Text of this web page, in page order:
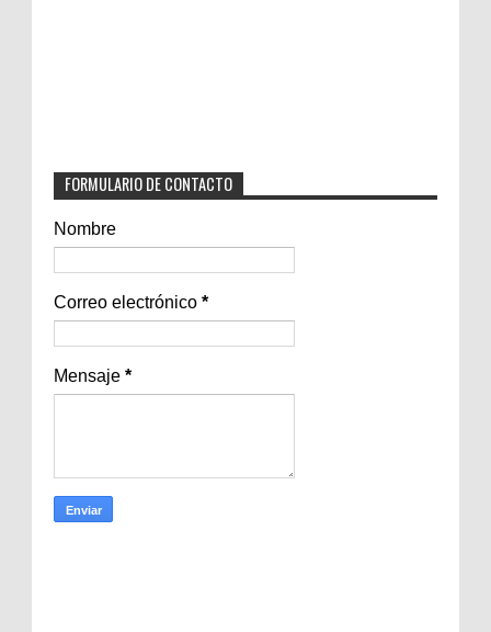
FORMULARIO DE CONTACTO
Nombre
Correo electrónico *
Mensaje *